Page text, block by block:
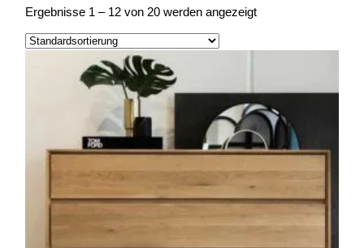
Ergebnisse 1 – 12 von 20 werden angezeigt